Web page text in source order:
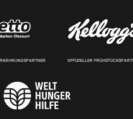
OFFIZIELLER